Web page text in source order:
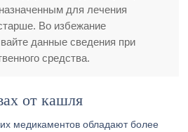
для лечения
Во избежание
данные сведения при
средства.
от кашля
медикаментов обладают более